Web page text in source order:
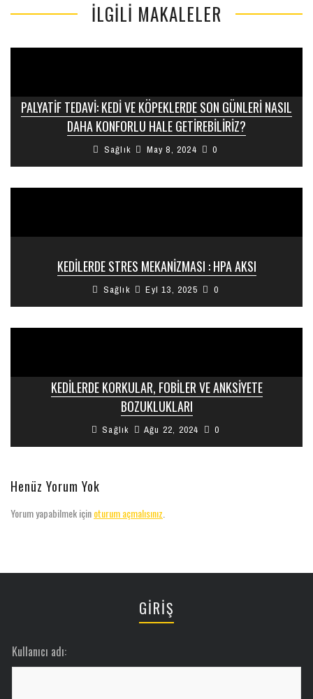
İLGILI MAKALELER
PALYATIF TEDAVI: KEDI VE KÖPEKLERDE SON GÜNLERI NASIL
DAHA KONFORLU HALE GETIREBILIRIZ?
Sağlık May 8, 2024 0
KEDILERDE STRES MEKANIZMASI : HPA AKSI
Sağlık Eyl 13, 2025 0
KEDILERDE KORKULAR, FOBILER VE ANKSIYETE
BOZUKLUKLARI
Sağlık Ağu 22, 2024 0
Henüz Yorum Yok
Yorum yapabilmek içinoturum açmalısınız
GİRİŞ
Kullanıcı adı: